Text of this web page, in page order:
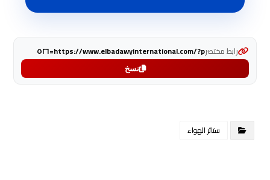
رابط مختصرhttps://www.elbadawyinternational.com/?p=٥٢٦
نسخ
ستائر الهواء